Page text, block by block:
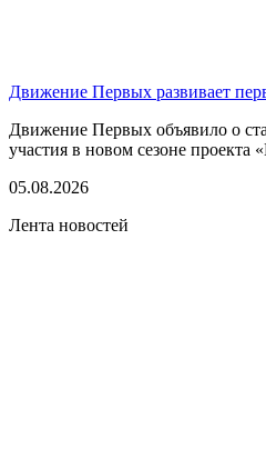
Движение Первых развивает
Движение Первых объявило о
участия в новом сезоне проекта
05.08.2026
Лента новостей